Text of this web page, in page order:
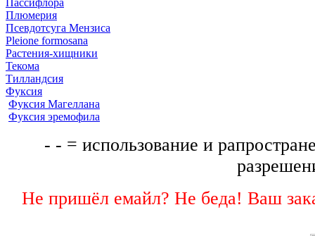
Пассифлора
Плюмерия
Псевдотсуга Мензиса
Pleione formosana
Растения-хищники
Текома
Тилландсия
Фуксия
Фуксия Магеллана
Фуксия эремофила
- - = использование и
Не пришёл емайл? Не беда! Ваш